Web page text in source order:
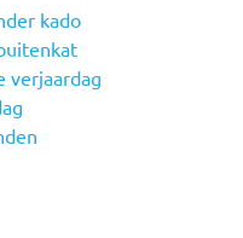
kado
verjaardag